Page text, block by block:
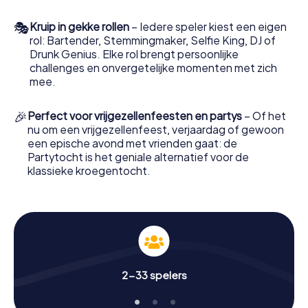
zelf wanneer jullie vertrekken, hoe snel jullie bewegen en
wanneer jullie pauze nemen. De app navigeert jullie via
een interactieve kaart door Groningen, onthult op elke
locatie een nieuw hoofdstuk van het verhaal en stelt jullie
voor de volgende missie. De meeste teams doen er
tempo helemaal zelf.
Onze tip
Vanwege de openingstijden van de bars
perfect combineren met de
spelervaring. Jullie kunnen echter ook
goed als middagavontuur!
🎭Kruip in gekke rollen – Iedere speler kiest een eigen
rol: Bartender, Stemmingmaker, Selfie King, DJ of
Drunk Genius. Elke rol brengt persoonlijke
challenges en onvergetelijke momenten met zich
mee.
🎉 Perfect voor vrijgezellenfeesten en partys – Of het
nu om een vrijgezellenfeest, verjaardag of gewoon
een epische avond met vrienden gaat: de
Partytocht is het geniale alternatief voor de
klassieke kroegentocht.
2-33 spelers